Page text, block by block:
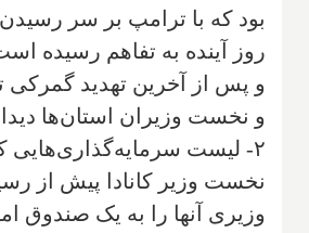
روز آینده به تفاهم رسیده
و پس از آخرین تهدید گمرکی
و نخست وزیران استان‌ها
۲- لیست سرمایه‌گذاری‌هایی
نخست وزیر کانادا پیش از
وزیری آنها را به یک صندوق